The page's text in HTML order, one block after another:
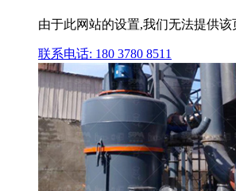
由于此网站的设置,我们无法提供该
联系电话: 180 3780 8511